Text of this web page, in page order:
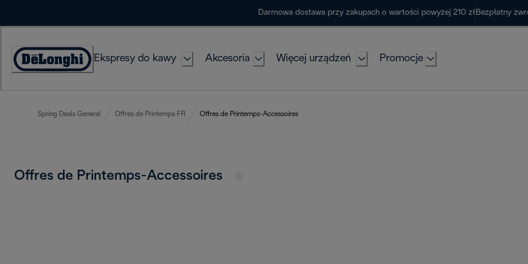
Darmowa dostawa przy zakupach o wartości powyżej 210 zł Bezpłatny
Deklaracja
Ekspresy do kawy Akcesoria Więcej urządzeń Promocje
Spring Deals General Offres de Printemps FR Offres de Printemps-Accessoires
Offres de Printemps-Accessoires